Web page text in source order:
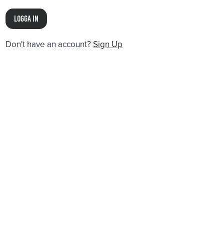
Don't have an account? Sign Up